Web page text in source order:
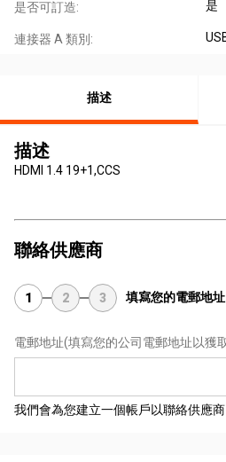
是否可訂造: 是
連接器 A 類別:
描述
描述
HDMI 1.4 19+1,CCS
聯絡供應商
1 2 3 填寫您的電郵地址
電郵地址(填寫您的公司電郵地址以獲
我們會為您建立一個帳戶以聯絡供應